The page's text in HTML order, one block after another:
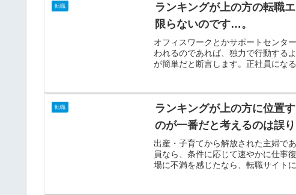
転職
ランキングが上の方の転職
限らないのです…。
オフィスワークとかサポートセンタ
われるのであれば、独力で行動する
が簡単だと断言します。正社員にな
転職
ランキングが上の方に位置
のが一番だと考えるのは誤
出産・子育てから解放された主婦で
員なら、条件に応じて速やかに仕事
場に不満を感じたなら、転職サイト